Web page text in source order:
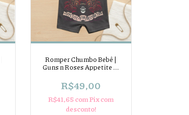
Romper Chumbo Bebê |
Guns n Roses Appetite ...
R$49,00
R$41,65 comPix com
desconto!